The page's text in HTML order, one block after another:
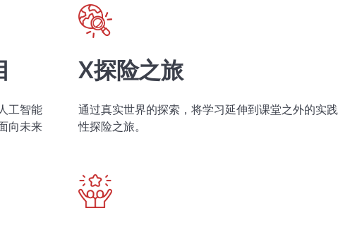
工智能
向未来
X探险之旅
通过真实世界的探索，将学习延伸到课堂之外的实践
性探险之旅。